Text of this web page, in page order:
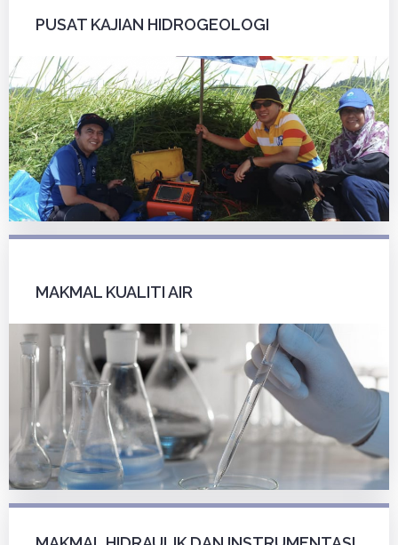
PUSAT KAJIAN HIDROGEOLOGI
MAKMAL KUALITI AIR